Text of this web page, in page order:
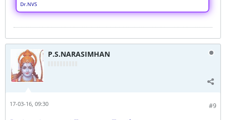
Dr.NVS
P.S.NARASIMHAN
#9
17-03-16, 09:30